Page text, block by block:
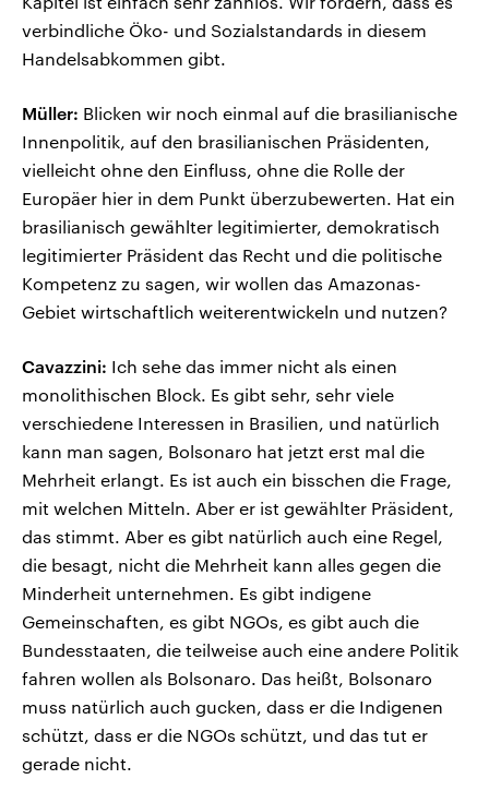
verbindliche Öko- und Sozialstandards in diesem
Handelsabkommen gibt.
Müller: Blicken wir noch einmal auf die brasilianische
Innenpolitik, auf den brasilianischen Präsidenten,
vielleicht ohne den Einfluss, ohne die Rolle der
Europäer hier in dem Punkt überzubewerten. Hat ein
brasilianisch gewählter legitimierter, demokratisch
legitimierter Präsident das Recht und die politische
Kompetenz zu sagen, wir wollen das Amazonas-
Gebiet wirtschaftlich weiterentwickeln und nutzen?
Cavazzini: Ich sehe das immer nicht als einen
monolithischen Block. Es gibt sehr, sehr viele
verschiedene Interessen in Brasilien, und natürlich
kann man sagen, Bolsonaro hat jetzt erst mal die
Mehrheit erlangt. Es ist auch ein bisschen die Frage,
mit welchen Mitteln. Aber er ist gewählter Präsident,
das stimmt. Aber es gibt natürlich auch eine Regel,
die besagt, nicht die Mehrheit kann alles gegen die
Minderheit unternehmen. Es gibt indigene
Gemeinschaften, es gibt NGOs, es gibt auch die
Bundesstaaten, die teilweise auch eine andere Politik
fahren wollen als Bolsonaro. Das heißt, Bolsonaro
muss natürlich auch gucken, dass er die Indigenen
schützt, dass er die NGOs schützt, und das tut er
gerade nicht.